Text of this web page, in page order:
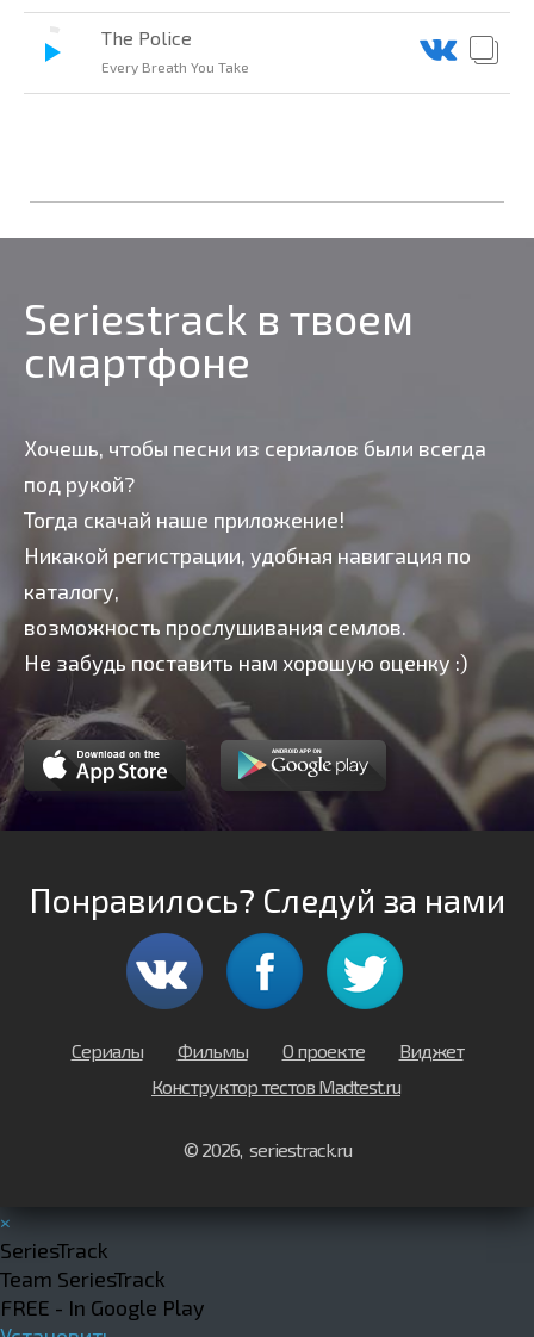
The Police
Every Breath You Take
Seriestrack в твоем
смартфоне
Хочешь, чтобы песни из сериалов были всегда
под рукой?
Тогда скачай наше приложение!
Никакой регистрации, удобная навигация по
каталогу,
возможность прослушивания семлов.
Не забудь поставить нам хорошую оценку :)
Понравилось? Следуй за нами
Сериалы Фильмы О проекте
Виджет
Конструктор тестов Madtest.ru
© 2026, seriestrack.ru
×
SeriesTrack
Team SeriesTrack
FREE - In Google Play